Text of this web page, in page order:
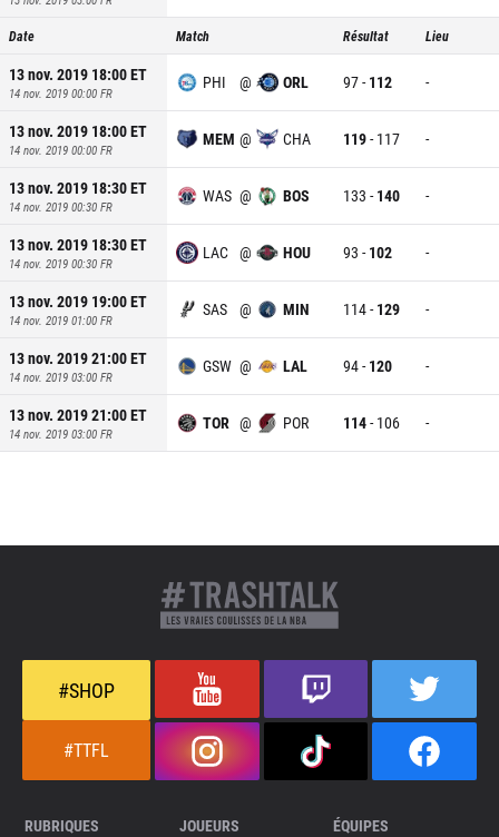
Date Match Résultat Lieu
13 nov. 2019 18:00ET
14 nov. 2019 00:00 FR
PHI @ ORL 97- 112 -
13 nov. 2019 18:00ET
14 nov. 2019 00:00 FR
MEM @ CHA 119- 117 -
13 nov. 2019 18:30ET
14 nov. 2019 00:30 FR
WAS @ BOS 133 - 140 -
13 nov. 2019 18:30ET
14 nov. 2019 00:30 FR
LAC @ HOU 93 - 102 -
13 nov. 2019 19:00ET
14 nov. 2019 01:00 FR
SAS @ MIN 114- 129 -
13 nov. 2019 21:00ET
14 nov. 2019 03:00 FR
GSW @ LAL 94- 120 -
13 nov. 2019 21:00ET
14 nov. 2019 03:00 FR
TOR @ POR 114- 106 -
#SHOP
#TTFL
RUBRIQUES
JOUEURS ÉQUIPES